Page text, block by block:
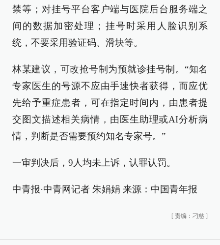
禁等；对挂号平台客户端与医院后台服务端之
间的数据加密处理；挂号时采用人脸识别系
统，不要采用验证码、滑块等。
林某建议，可改抢号制为预就诊挂号制。“知名
专家医生的号源不应由手速快者获得，而应优
先给予重症患者，可在指定时间内，由患者提
交图文描述相关病情，由医生助理或AI分析病
情，判断是否需要预约知名专家号。”
一审判决后，9人均未上诉，认罪认罚。
中青报·中青网记者 朱娟娟 来源：中国青年报
[ 责编：刁慈 ]